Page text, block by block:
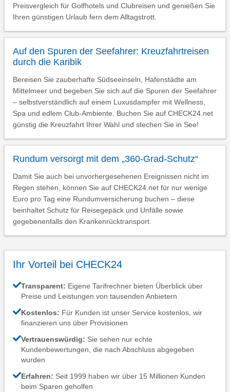
Preisvergleich für Golfhotels und Clubreisen und genießen Sie
Ihren günstigen Urlaub fern dem Alltagstrott.
Auf den Spuren der Seefahrer: Kreuzfahrtreisen
durch die Karibik
Bereisen Sie zauberhafte Südseeinseln, Hafenstädte am
Mittelmeer und begeben Sie sich auf die Spuren der Seefahrer
– selbstverständlich auf einem Luxusdampfer mit Wellness,
Spa und edlem Club-Ambiente. Buchen Sie auf CHECK24.net
günstig die Kreuzfahrt Ihrer Wahl und stechen Sie in See!
Rundum versorgt mit dem „360-Grad-Schutz“
Damit Sie auch bei unvorhergesehenen Ereignissen nicht im
Regen stehen, können Sie auf CHECK24.net für nur wenige
Euro pro Tag eine Rundumversicherung buchen – diese
beinhaltet Schutz für Reisegepäck und Unfälle sowie
gegebenenfalls den Krankenrücktransport.
Ihr Vorteil bei CHECK24
Transparent: Eigene Tarifrechner bieten Überblick über
Preise und Leistungen von tausenden Anbietern
Kostenlos: Für Kunden ist unser Service kostenlos, wir
finanzieren uns über Provisionen
Vertrauenswürdig: Sie sehen nur echte
Kundenbewertungen, die nach Abschluss abgegeben
wurden
Erfahren: Seit 1999 haben wir über 15 Millionen Kunden
beim Sparen geholfen